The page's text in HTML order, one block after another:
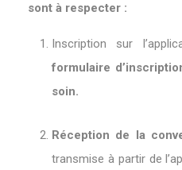
sont à respecter :
Inscription sur
formulaire
soin.
Réception de la
transmise à partir de